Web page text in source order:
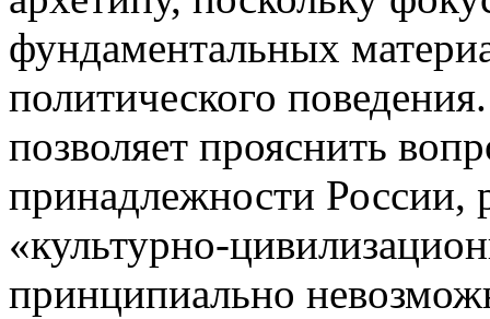
фундаментальных
политического
позволяет прояснить
принадлежности России,
«культурно-
принципиально